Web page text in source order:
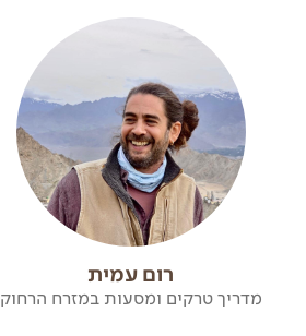
רום עמית
מדריך טרקים ומסעות במזרח הרחוק